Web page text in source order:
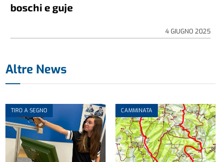
boschi e guje
4 GIUGNO 2025
Altre News
TIRO A SEGNO CAMMINATA